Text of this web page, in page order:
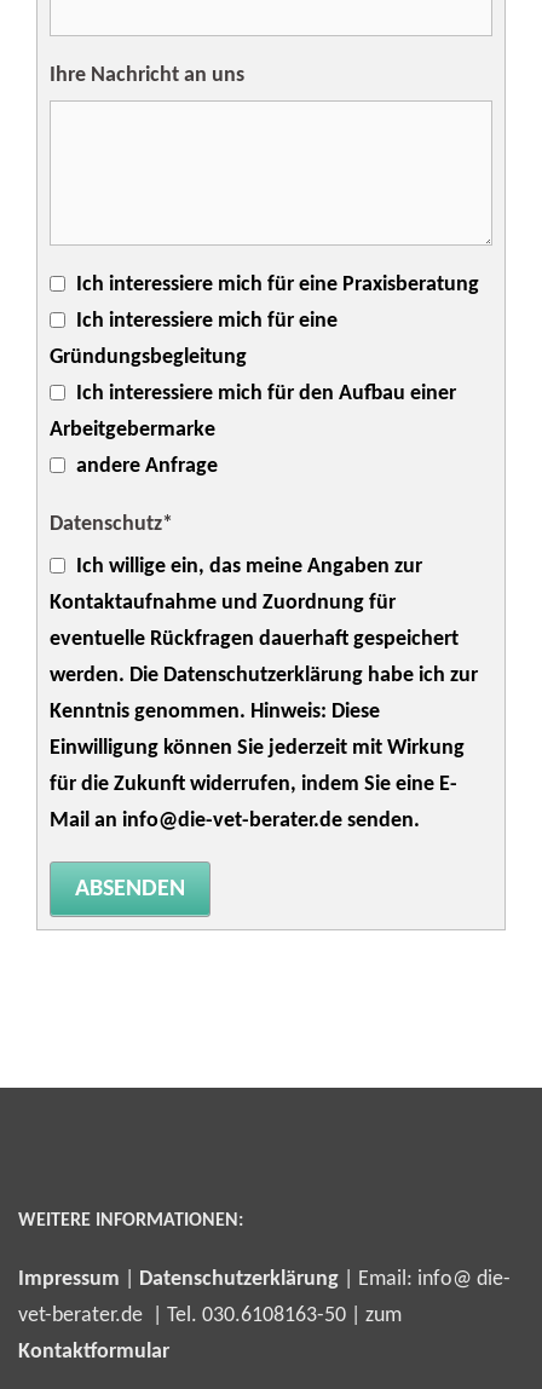
Ihre Nachricht an uns
Ich interessiere mich für eine Praxisberatung
Ich interessiere mich für eine
Gründungsbegleitung
Ich interessiere mich für den Aufbau einer
Arbeitgebermarke
andere Anfrage
Datenschutz*
Ich willige ein, das meine Angaben zur
Kontaktaufnahme und Zuordnung für
eventuelle Rückfragen dauerhaft gespeichert
werden. Die Datenschutzerklärung habe ich zur
Kenntnis genommen. Hinweis: Diese
Einwilligung können Sie jederzeit mit Wirkung
für die Zukunft widerrufen, indem Sie eine E-
Mail an info@die-vet-berater.de senden.
WEITERE INFORMATIONEN:
Impressum Datenschutzerklärung | Email: info@ die-
vet-berater.de | Tel. 030.6108163-50 | zum
Kontaktformular